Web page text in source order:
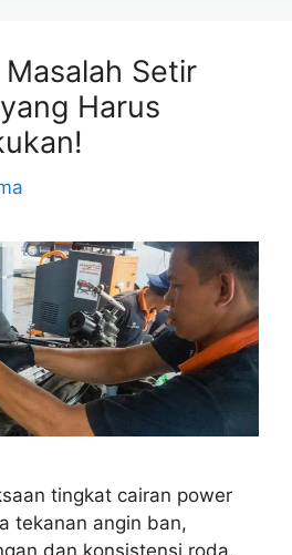
Setir
Harus
tingkat cairan power
tekanan angin ban,
dan konsistensi roda,